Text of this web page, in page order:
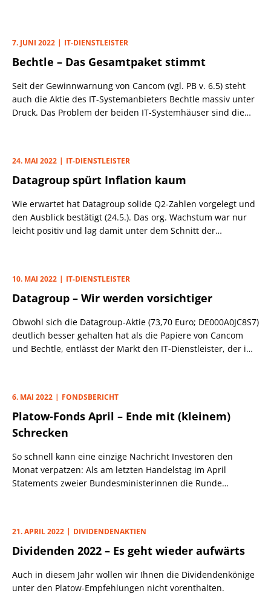
7. JUNI 2022 IT-DIENSTLEISTER
Bechtle – Das Gesamtpaket stimmt
Seit der Gewinnwarnung von Cancom (vgl. PB v. 6.5) steht
auch die Aktie des IT-Systemanbieters Bechtle massiv unter
Druck. Das Problem der beiden IT-Systemhäuser sind die
24. MAI 2022 IT-DIENSTLEISTER
Datagroup spürt Inflation kaum
Wie erwartet hat Datagroup solide Q2-Zahlen vorgelegt und
den Ausblick bestätigt (24.5.). Das org. Wachstum war nur
leicht positiv und lag damit unter dem Schnitt der
10. MAI 2022 IT-DIENSTLEISTER
Datagroup – Wir werden vorsichtiger
Obwohl sich die Datagroup-Aktie (73,70 Euro; DE000A0JC8S7)
deutlich besser gehalten hat als die Papiere von Cancom
und Bechtle, entlässt der Markt den IT-Dienstleister, der im
6. MAI 2022 FONDSBERICHT
Platow-Fonds April – Ende mit (kleinem)
Schrecken
So schnell kann eine einzige Nachricht Investoren den
Monat verpatzen: Als am letzten Handelstag im April
Statements zweier Bundesministerinnen die Runde
auf Tauchstation. Im Fall Verbio ist dies besonders
bemerkenswert, hatte das Unternehmen doch just am
21. APRIL 2022 DIVIDENDENAKTIEN
Dividenden 2022 – Es geht wieder aufwärts
Auch in diesem Jahr wollen wir Ihnen die Dividendenkönige
unter den Platow-Empfehlungen nicht vorenthalten.